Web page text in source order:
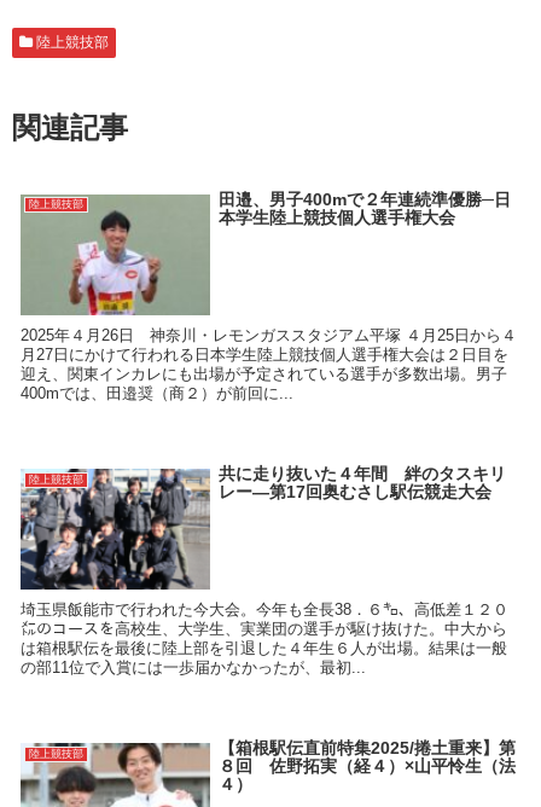
陸上競技部
関連記事
陸上競技部
田邉、男子400mで２年連続準優勝─日
本学生陸上競技個人選手権大会
2025年４月26日 神奈川・レモンガススタジアム平塚 ４月25日から４
月27日にかけて行われる日本学生陸上競技個人選手権大会は２日目を
迎え、関東インカレにも出場が予定されている選手が多数出場。男子
400mでは、田邉奨（商２）が前回に...
陸上競技部
共に走り抜いた４年間 絆のタスキリ
レー―第17回奥むさし駅伝競走大会
埼玉県飯能市で行われた今大会。今年も全長38．６㌔、高低差１２０
㍍のコースを高校生、大学生、実業団の選手が駆け抜けた。中大から
は箱根駅伝を最後に陸上部を引退した４年生６人が出場。結果は一般
の部11位で入賞には一歩届かなかったが、最初...
陸上競技部
【箱根駅伝直前特集2025/捲土重来】第
８回 佐野拓実（経４）×山平怜生（法
４）